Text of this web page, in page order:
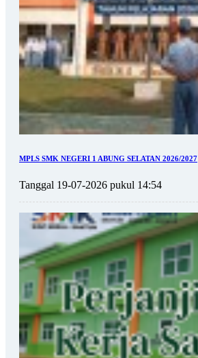
MPLS SMK NEGERI 1 ABUNG SELATAN 2026/2027
Tanggal 19-07-2026 pukul 14:54